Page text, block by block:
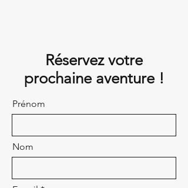
Réservez votre
prochaine aventure !
Prénom
Nom